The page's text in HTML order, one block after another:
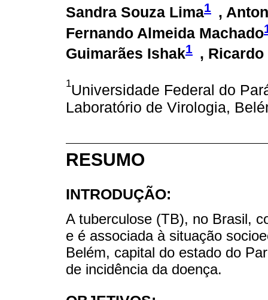
Sandra Souza Lima1 ,
Fernando Almeida Machado
Guimarães Ishak1 , Ricardo
1Universidade Federal do
Laboratório de Virologia,
RESUMO
INTRODUÇÃO:
A tuberculose (TB), no Brasil,
e é associada à situação
Belém, capital do estado do
de incidência da doença.